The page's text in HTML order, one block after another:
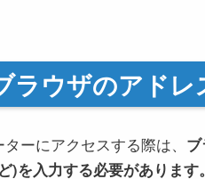
ラウザのアド
ーにアクセスする際は、
)を入力する必要があります